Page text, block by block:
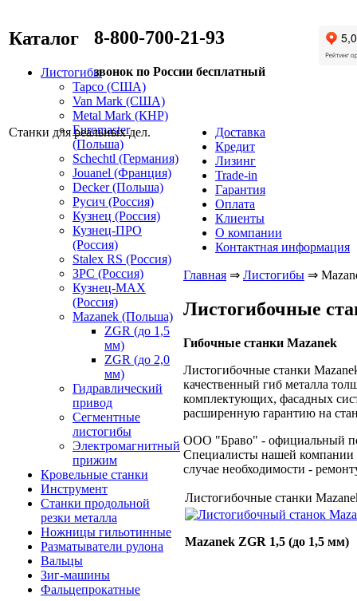
8-800-700-21-93
звонок по России бесплатный
Станки для реальных дел.
Каталог
Листогибы
Tapco (США)
Van Mark (США)
Metal Mark (КНР)
Euromaster
(Польша)
Schechtl (Германия)
Jouanel (Франция)
Decker (Польша)
Русич (Россия)
Кузнец (Россия)
Кузнец-ПРО
(Россия)
Stalex RS (Россия)
ЗРС (Россия)
Кузнец-MAX
(Россия)
Mazanek (Польша)
ZGR (до 1,5
мм)
ZGR (до 2,0
мм)
Гидравлический
привод
Сегментные
листогибы
Электромагнитный
прижим
Кровельные станки
Инструмент
Станки продольной
резки металла
Ножницы гильотинные
Разматыватели рулона
Вальцы
Зиг-машины
Фальцепрокатные
Доставка
Кредит
Лизинг
Trade-in
Гарантия
Оплата
Клиенты
О компании
Контактная информация
Главная ⇒ Листогибы ⇒
Листогибочные
Гибочные станки Mazanek
Листогибочные станки
качественный гиб металла
комплектующих, фасадных
расширенную гарантию на
ООО "Браво" - официальный
Специалисты нашей компании
случае необходимости -
Листогибочные станки
Mazanek ZGR 1,5 (до 1,5 мм)